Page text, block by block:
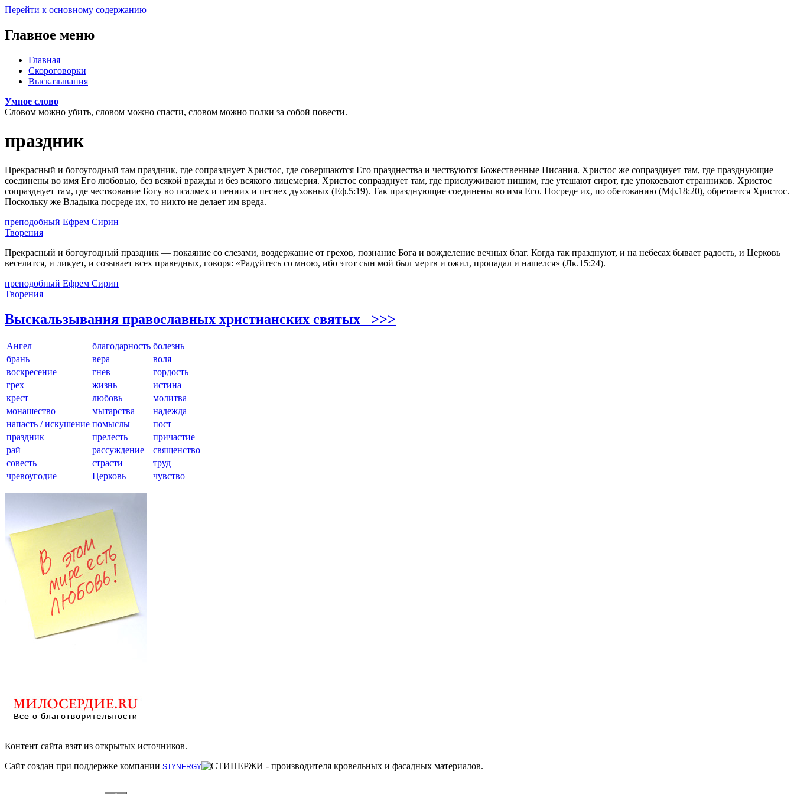
Перейти к основному содержанию
Главное меню
Главная
Скороговорки
Высказывания
Умное слово
Словом можно убить, словом можно спасти, словом можно полки за собой повести.
праздник
Прекрасный и богоугодный там праздник, где сопразднует Христос, где совершаются Его празднества и чествуются Божественные Писания. Христос же сопразднует там, где празднующие
соединены во имя Его любовью, без всякой вражды и без всякого лицемерия. Христос сопразднует там, где прислуживают нищим, где утешают сирот, где упокоевают странников. Христос
сопразднует там, где чествование Богу во псалмех и пениих и песнех духовных (Еф.5:19). Так празднующие соединены во имя Его. Посреде их, по обетованию (Мф.18:20), обретается Христос.
Поскольку же Владыка посреде их, то никто не делает им вреда.
преподобный Ефрем Сирин
Творения
Прекрасный и богоугодный праздник — покаяние со слезами, воздержание от грехов, познание Бога и вожделение вечных благ. Когда так празднуют, и на небесах бывает радость, и Церковь
веселится, и ликует, и созывает всех праведных, говоря: «Радуйтесь со мною, ибо этот сын мой был мертв и ожил, пропадал и нашелся» (Лк.15:24).
преподобный Ефрем Сирин
Творения
Выскальзывания православных христианских святых >>>
Ангел благодарность болезнь
брань
вера
воля
воскресение
гнев
гордость
грех
жизнь
истина
крест
любовь
молитва
монашество
мытарства
надежда
напасть / искушение помыслы
пост
праздник
прелесть
причастие
рай
рассуждение
священство
совесть
страсти
труд
чревоугодие
Церковь чувство
Контент сайта взят из открытых источников.
Сайт создан при поддержке компании STYNERGY - производителя кровельных и фасадных материалов.